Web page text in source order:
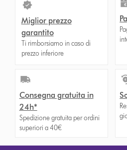
Miglior prezzo
garantito
Ti rimborsiamo in caso di
prezzo inferiore
Consegna gratuita in
24h*
Spedizione gratuita per ordini
superiori a 40€